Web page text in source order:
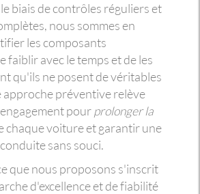
biais de contrôles réguliers et
nous sommes en
les composants
faiblir avec le temps et de les
qu'ils ne posent de véritables
préventive relève
pourprolonger la
chaque voiture et garantir une
sans souci.
que nous proposons s'inscrit
d'excellence et de fiabilité